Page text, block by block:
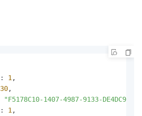
: 1 ,
30,
"F5178C10-1407-4987-9133-
: 1 ,